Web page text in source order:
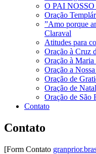
O PAI NOSSO
Oração
”Amo porque
Claraval
Atitudes para
Oração à Cruz
Oração à Maria
Oração a
Oração de
Oração de
Oração de São
Contato
Contato
[Form Contato